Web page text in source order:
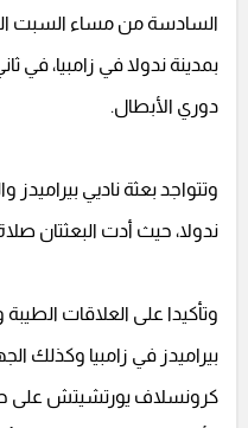
السادسة من مساء السبت
بمدينة ندولا في زامبيا،
دوري الأبطال.
وتتواجد بعثة ناديي
ندولا، حيث أدت البعثتان
وتأكيدا على العلاقات
بيراميدز في زامبيا وكذلك
كرونسلاف يورتشيتش على